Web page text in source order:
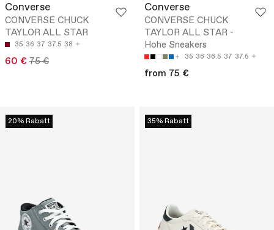
Converse
CONVERSE CHUCK
TAYLOR ALL STAR
35 36 37 37.5 38
60 € 75 €
Converse
CONVERSE CHUCK
TAYLOR ALL STAR -
Hohe Sneakers
35 36 36.5 37 37.5
from 75 €
20% Rabatt 35% Rabatt